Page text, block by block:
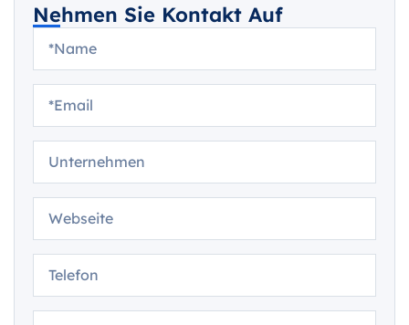
Nehmen Sie Kontakt Auf